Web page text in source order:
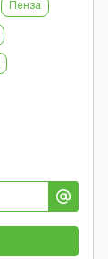
Пенза